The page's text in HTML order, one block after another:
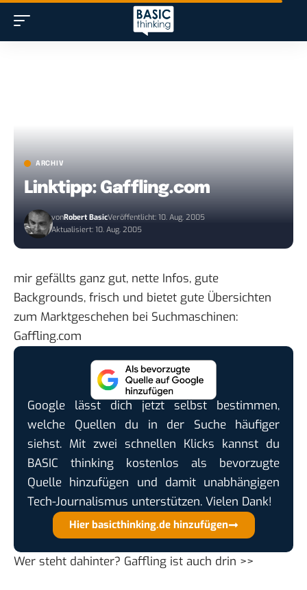
ARCHIV
Linktipp: Gaffling.com
vonRobert BasicVeröffentlicht: 10. Aug. 2005
Aktualisiert: 10. Aug. 2005
mir gefällts ganz gut, nette Infos, gute
Backgrounds, frisch und bietet gute Übersichten
zum Marktgeschehen bei Suchmaschinen:
Gaffling.com
Google lässt dich jetzt selbst bestimmen,
welche Quellen du in der Suche häufiger
siehst. Mit zwei schnellen Klicks kannst du
BASIC thinking kostenlos als bevorzugte
Quelle hinzufügen und damit unabhängigen
Tech-Journalismus unterstützen. Vielen Dank!
Hier basicthinking.de hinzufügen
Wer steht dahinter? Gaffling ist auch drin >>